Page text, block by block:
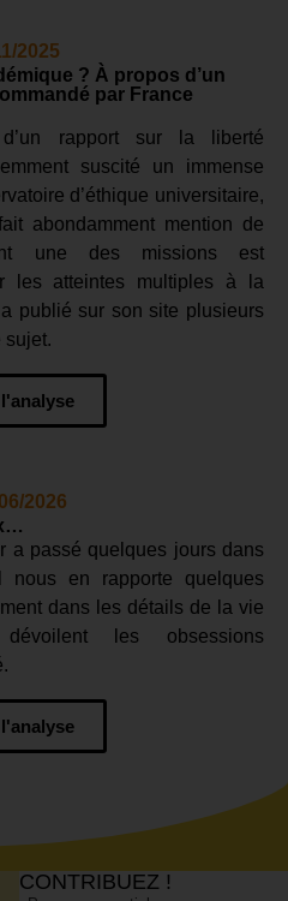
2025
? À propos d’un
par France
d’un rapport sur la liberté
suscité un immense
d’éthique universitaire,
abondamment mention de
une des missions est
les atteintes multiples à la
publié sur son site plusieurs
sujet.
2026
a passé quelques jours dans
en rapporte quelques
dans les détails de la vie
les obsessions
CONTRIBUEZ !